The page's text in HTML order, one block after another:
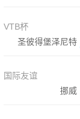
VTB杯
圣彼得堡泽尼特
国际友谊
挪威